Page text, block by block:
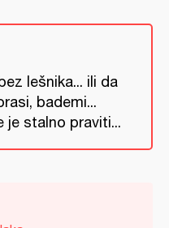
lešnika... ili da
bademi...
je stalno praviti...